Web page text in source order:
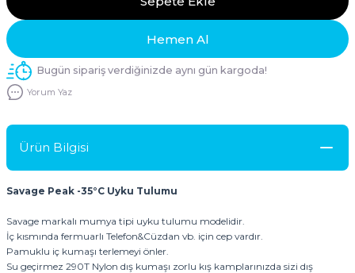
Hemen Al
Bugün sipariş verdiğinizde aynı gün kargoda!
Yorum Yaz
Ürün Bilgisi
Savage Peak -35°C Uyku Tulumu
Savage markalı mumya tipi uyku tulumu modelidir.
İç kısmında fermuarlı Telefon&Cüzdan vb. için cep vardır.
Pamuklu iç kumaşı terlemeyi önler.
Su geçirmez 290T Nylon dış kumaşı zorlu kış kamplarınızda sizi dış